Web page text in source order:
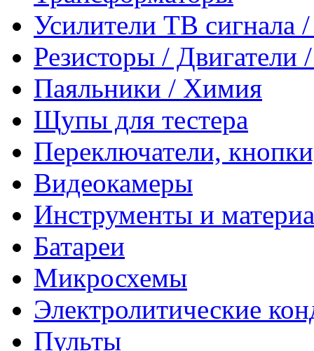
Усилители ТВ сигнала
Резисторы /
Паяльники / Химия
Щупы для тестера
Переключатели,
Видеокамеры
Инструменты и
Батареи
Микросхемы
Электролитические
Пульты